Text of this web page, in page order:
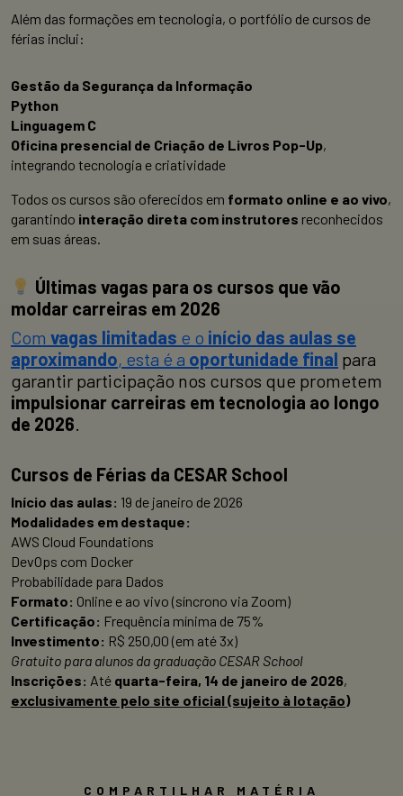
Além das formações em tecnologia, o portfólio de cursos de
férias inclui:
Gestão da Segurança da Informação
Python
Linguagem C
Oficina presencial de Criação de Livros Pop-Up,
integrando tecnologia e criatividade
Todos os cursos são oferecidos em formato online e ao vivo,
garantindo interação direta com instrutores reconhecidos
em suas áreas.
Últimas vagas para os cursos que vão
moldar carreiras em 2026
Com vagas limitadas e o início das aulas se
aproximando, esta é a oportunidade final para
garantir participação nos cursos que prometem
impulsionar carreiras em tecnologia ao longo
de 2026.
Cursos de Férias da CESAR School
Início das aulas: 19 de janeiro de 2026
Modalidades em destaque:
AWS Cloud Foundations
DevOps com Docker
Probabilidade para Dados
Formato: Online e ao vivo (síncrono via Zoom)
Certificação: Frequência mínima de 75%
Investimento: R$ 250,00 (em até 3x)
Gratuito para alunos da graduação CESAR School
Inscrições: Até quarta-feira, 14 de janeiro de 2026,
exclusivamente pelo site oficial (sujeito à lotação)
COMPARTILHAR MATÉRIA